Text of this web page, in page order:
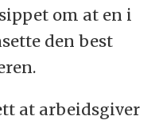
om at en i
den best
at arbeidsgiver